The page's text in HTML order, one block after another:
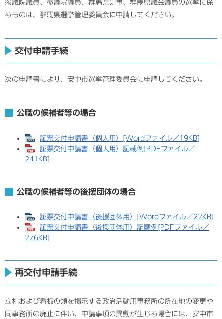
衆議院議員、参議院議員、群馬県知事、群馬県議会議員の選挙に係
るものは、群馬県選挙管理委員会に申請してください。
交付申請手続
次の申請書により、安中市選挙管理委員会に申請してください。
公職の候補者等の場合
証票交付申請書（個人用）[Wordファイル／19KB]
証票交付申請書（個人用）記載例[PDFファイル／
241KB]
公職の候補者等の後援団体の場合
証票交付申請書（後援団体用）[Wordファイル／22KB]
証票交付申請書（後援団体用）記載例[PDFファイル／
276KB]
再交付申請手続
立札および看板の類を掲示する政治活動用事務所の所在地の変更や
同事務所の廃止に伴い、申請事項の異動が生じる場合には、安中市